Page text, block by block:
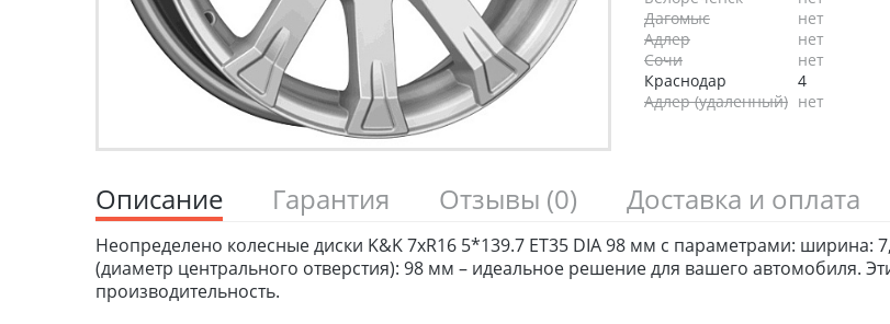
Дагомыс
нет
Адлер
нет
Сочи
нет
Краснодар
4
Адлер (удаленный) нет
Описание Гарантия Отзывы (0) Доставка и оплата
Неопределено колесные диски K&K 7xR16 5*139.7 ET35 DIA 98 мм с параметрами: ширина:
(диаметр центрального отверстия): 98 мм – идеальное решение для вашего автомобиля.
производительность.